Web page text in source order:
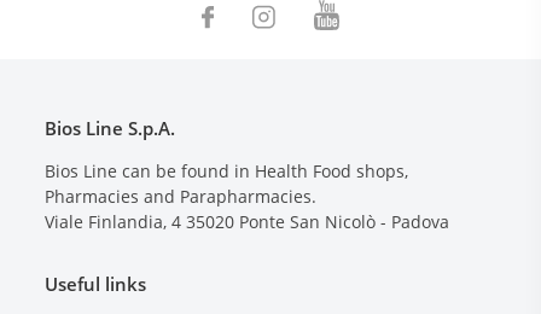
Bios Line S.p.A.
Bios Line can be found in Health Food shops,
Pharmacies and Parapharmacies.
Viale Finlandia, 4 35020 Ponte San Nicolò - Padova
Useful links